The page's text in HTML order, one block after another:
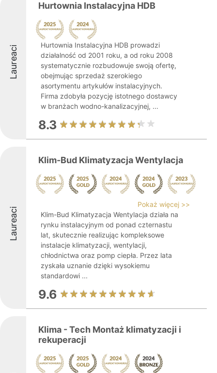
Laureaci
Hurtownia Instalacyjna HDB
Hurtownia Instalacyjna HDB prowadzi
działalność od 2001 roku, a od roku 2008
systematycznie rozbudowuje swoją ofertę,
obejmując sprzedaż szerokiego
asortymentu artykułów instalacyjnych.
Firma zdobyła pozycję istotnego dostawcy
w branżach wodno-kanalizacyjnej, ...
8.3
Laureaci
Klim-Bud Klimatyzacja Wentylacja
Pokaż więcej >>
Klim-Bud Klimatyzacja Wentylacja działa na
rynku instalacyjnym od ponad czternastu
lat, skutecznie realizując kompleksowe
instalacje klimatyzacji, wentylacji,
chłodnictwa oraz pomp ciepła. Przez lata
zyskała uznanie dzięki wysokiemu
standardowi ...
9.6
Klima - Tech Montaż klimatyzacji i
rekuperacji